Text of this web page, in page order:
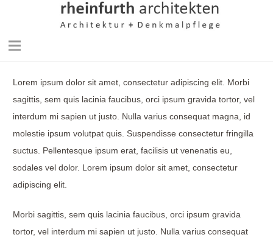
Lorem ipsum dolor sit amet, consectetur adipiscing elit. Morbi
sagittis, sem quis lacinia faucibus, orci ipsum gravida tortor, vel
interdum mi sapien ut justo. Nulla varius consequat magna, id
molestie ipsum volutpat quis. Suspendisse consectetur fringilla
suctus. Pellentesque ipsum erat, facilisis ut venenatis eu,
sodales vel dolor. Lorem ipsum dolor sit amet, consectetur
adipiscing elit.
Morbi sagittis, sem quis lacinia faucibus, orci ipsum gravida
tortor, vel interdum mi sapien ut justo. Nulla varius consequat